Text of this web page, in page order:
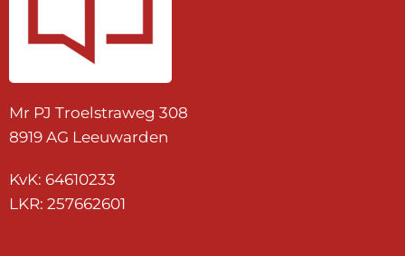
Mr PJ Troelstraweg 308
8919 AG Leeuwarden
KvK: 64610233
LKR: 257662601